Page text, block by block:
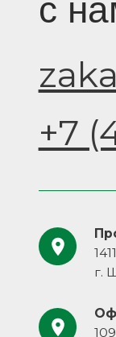
Офис и
109377,
141102,
г. Щёлково,
Политика